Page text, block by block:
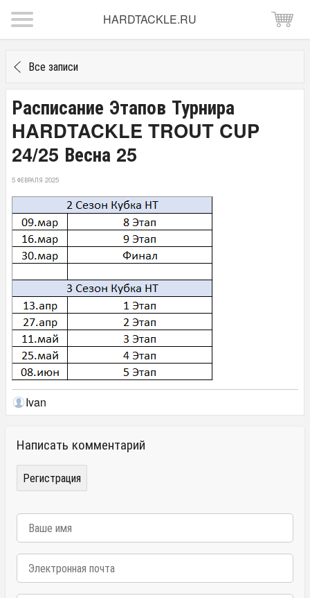
HARDTACKLE.RU
Все записи
Расписание Этапов Турнира
HARDTACKLE TROUT CUP
24/25 Весна 25
5 ФЕВРАЛЯ 2025
Ivan
Написать комментарий
Регистрация